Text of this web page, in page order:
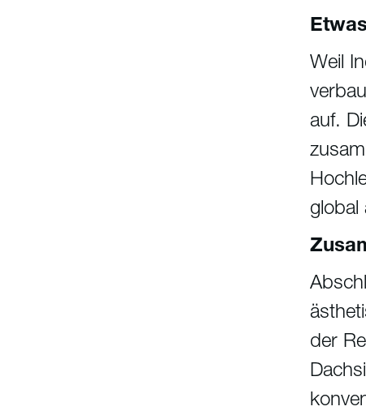
Weil
auf.
global
der